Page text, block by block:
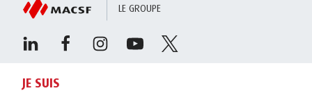
LE GROUPE
JE SUIS